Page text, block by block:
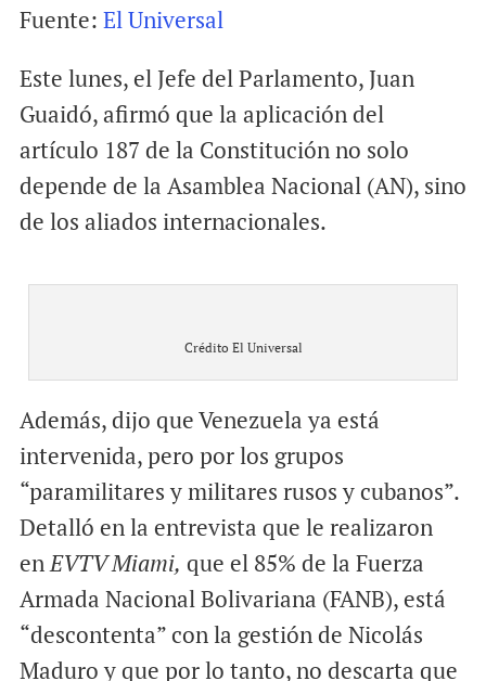
a
l
c
b
o
o
k
a
s
A
p
Fuente: El Universal
Este lunes, el Jefe del Parlamento, Juan
Guaidó, afirmó que la aplicación del
artículo 187 de la Constitución no solo
depende de la Asamblea Nacional (AN), sino
de los aliados internacionales.
Crédito El Universal
Además, dijo que Venezuela ya está
intervenida, pero por los grupos
“paramilitares y militares rusos y cubanos”.
Detalló en la entrevista que le realizaron
enEVTV Miami, que el 85% de la Fuerza
Armada Nacional Bolivariana (FANB), está
“descontenta” con la gestión de Nicolás
Maduro y que por lo tanto, no descarta que